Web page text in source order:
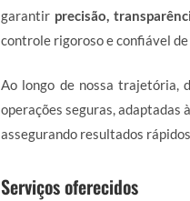
garantir precisão,
controle rigoroso e confiável de
Ao longo de nossa trajetória,
operações seguras, adaptadas
assegurando resultados
Serviços oferecidos